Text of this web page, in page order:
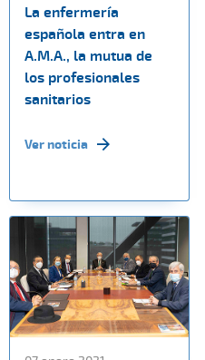
La enfermería
española entra en
A.M.A., la mutua de
los profesionales
sanitarios
Ver noticia